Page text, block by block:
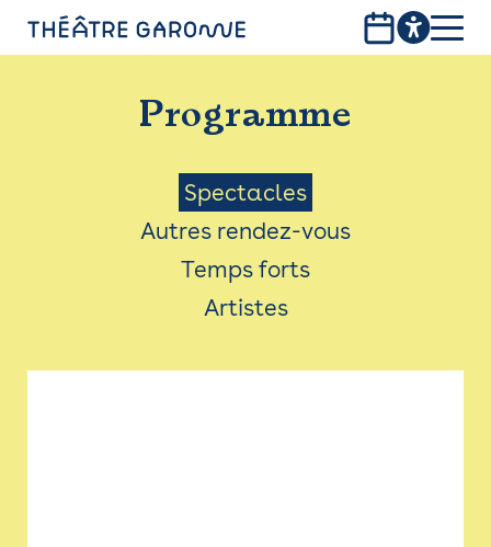
PROGRAMME
INFOS PRATIQUES
AVEC LES PUBLICS
ACCESSIBILITÉ
LES PRODUCTIONS
Programme
Menu
Saison
Spectacles
Autres rendez-vous
Temps forts
Artistes